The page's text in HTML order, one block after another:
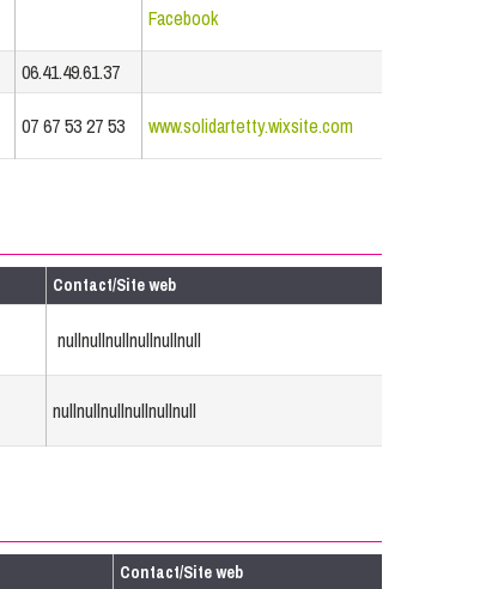
Facebook
06.41.49.61.37
07 67 53 27 53 www.solidartetty.wixsite.com
Contact/Site web
nullnullnullnullnullnull
nullnullnullnullnullnull
Contact/Site web